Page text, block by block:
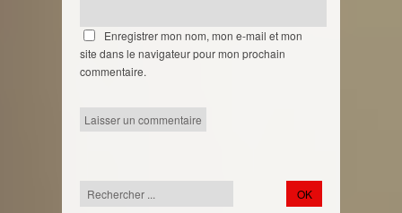
Enregistrer mon nom, mon e-mail et mon
site dans le navigateur pour mon prochain
commentaire.